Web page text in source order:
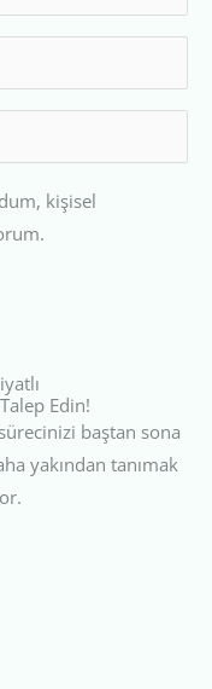
kişisel
Edin!
baştan sona
yakından tanımak